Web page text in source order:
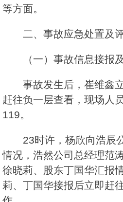
等方面。
二、事故应急处置及
（一）事故信息接报
事故发生后，崔维鑫
赶往负一层查看，现场人
119。
23时许，杨欣向浩辰
情况，浩然公司总经理范
徐晓莉、股东丁国华汇报
莉、丁国华接报后立即赶